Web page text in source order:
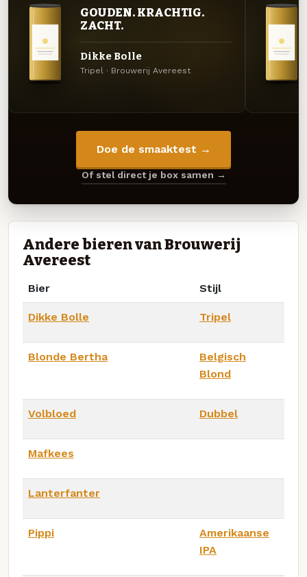
GOUDEN. KRACHTIG.
ZACHT.
Dikke Bolle
Tripel · Brouwerij Avereest
Doe de smaaktest →
Of stel direct je box samen →
Andere bieren van Brouwerij
Avereest
Bier Stijl
Dikke Bolle Tripel
Blonde Bertha
Belgisch
Blond
Volbloed Dubbel
Mafkees
Lanterfanter
Pippi
Amerikaanse
IPA